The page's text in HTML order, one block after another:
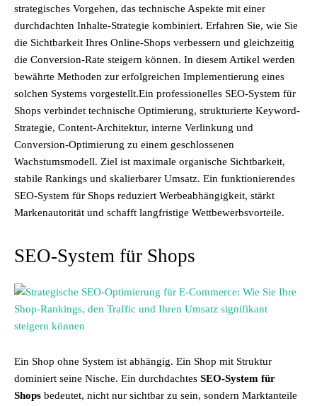
strategisches Vorgehen, das technische Aspekte mit einer
durchdachten Inhalte-Strategie kombiniert. Erfahren Sie, wie Sie
die Sichtbarkeit Ihres Online-Shops verbessern und gleichzeitig
die Conversion-Rate steigern können. In diesem Artikel werden
bewährte Methoden zur erfolgreichen Implementierung eines
solchen Systems vorgestellt.Ein professionelles SEO-System für
Shops verbindet technische Optimierung, strukturierte Keyword-
Strategie, Content-Architektur, interne Verlinkung und
Conversion-Optimierung zu einem geschlossenen
Wachstumsmodell. Ziel ist maximale organische Sichtbarkeit,
stabile Rankings und skalierbarer Umsatz. Ein funktionierendes
SEO-System für Shops reduziert Werbeabhängigkeit, stärkt
Markenautorität und schafft langfristige Wettbewerbsvorteile.
SEO-System für Shops
Ein Shop ohne System ist abhängig. Ein Shop mit Struktur
dominiert seine Nische. Ein durchdachtes SEO-System für
Shops bedeutet, nicht nur sichtbar zu sein, sondern Marktanteile